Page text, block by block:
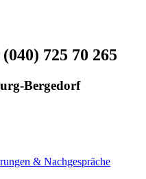
725 70 265
Bergedorf
& Nachgespräche